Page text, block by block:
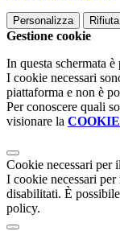
Personalizza
Gestione cookie
In questa schermata
I cookie necessari
piattaforma e non è
Per conoscere quali
visionare la
Cookie necessari per
I cookie necessari
disabilitati. È
policy.